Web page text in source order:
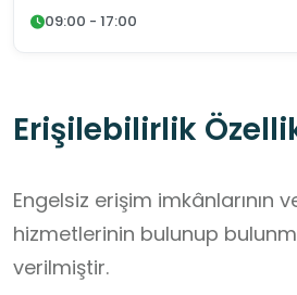
09:00 - 17:00
Erişilebilirlik
Engelsiz erişim imkânlarının
hizmetlerinin bulunup
verilmiştir.